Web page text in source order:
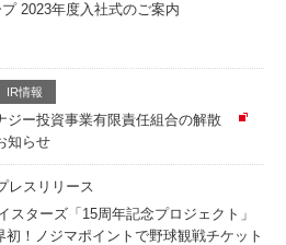
2023年度入社式のご案内
IR情報
ジー投資事業有限責任組合の解散
知らせ
レスリリース
スターズ「15周年記念プロジェクト」
初！ノジマポイントで野球観戦チケット